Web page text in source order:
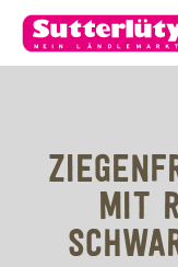
MIT